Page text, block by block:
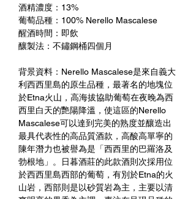
酒精濃度：13%
葡萄品種：100% Nerello Mascalese
醒酒時間：即飲
釀製法：不鏽鋼桶四個月
背景資料：Nerello Mascalese是來自義大
利西西里島的原生品種，最著名的地塊位
於Etna火山，高海拔協助葡萄在夜晚為西
西里白天的艷陽降溫，使這區的Nerello
Mascalese可以達到完美的熟度並釀造出
最具代表性的高品質酒款，高酸高單寧的
陳年潛力也被譽為是「西西里的巴羅洛及
勃根地」。日暮酒莊的此款酒則次採用位
於西西里島西部的葡萄，有別於Etna的火
山岩，西部則是以砂質岩為主，主要以清